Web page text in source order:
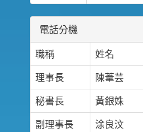
電話分機
職稱
姓名
理事長
陳葦芸
秘書長
黃銀姝
副理事長
涂良汶